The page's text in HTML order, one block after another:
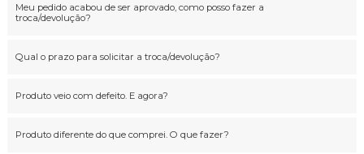
Meu pedido acabou de ser aprovado, como posso fazer a
troca/devolução?
Qual o prazo para solicitar a troca/devolução?
Produto veio com defeito. E agora?
Produto diferente do que comprei. O que fazer?